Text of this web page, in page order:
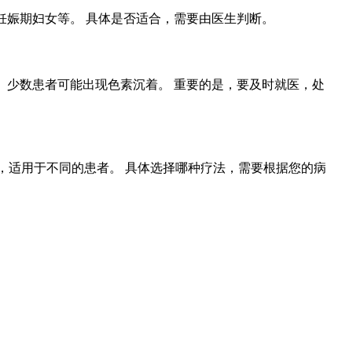
期妇女等。 具体是否适合，需要由医生判断。
数患者可能出现色素沉着。 重要的是，要及时就医，处
用于不同的患者。 具体选择哪种疗法，需要根据您的病